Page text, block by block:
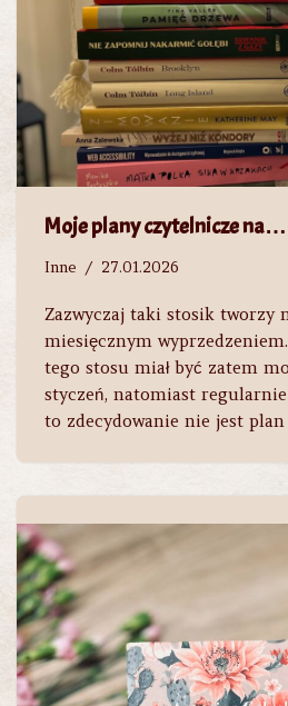
Moje plany czytelnicze
Inne 27.01.2026
Zazwyczaj taki stosik tworzy
miesięcznym
tego stosu miał być zatem
styczeń, natomiast regularnie
to zdecydowanie nie jest